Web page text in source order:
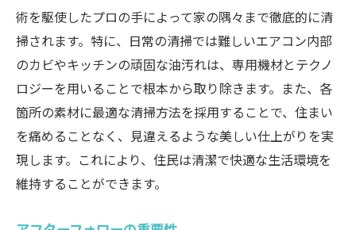
術を駆使したプロの手によって家の隅々まで徹底的に清
掃されます。特に、日常の清掃では難しいエアコン内部
のカビやキッチンの頑固な油汚れは、専用機材とテクノ
ロジーを用いることで根本から取り除きます。また、各
箇所の素材に最適な清掃方法を採用することで、住まい
を痛めることなく、見違えるような美しい仕上がりを実
現します。これにより、住民は清潔で快適な生活環境を
維持することができます。